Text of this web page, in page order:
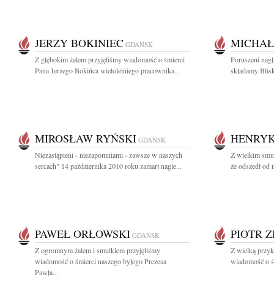
JERZY BOKINIEC GDAŃSK
Z głębokim żalem przyjęliśmy wiadomość o śmierci
Pana Jerzego Bokińca wieloletniego pracownika...
Poruszeni
składamy
MIROSŁAW RYŃSKI GDAŃSK
Niezastąpieni - niezapomniami - zawsze w naszych
sercach" 14 października 2010 roku zamarł nagle...
Z wielkim
że odszedł
PAWEŁ ORŁOWSKI GDAŃSK
Z ogromnym żalem i smutkiem przyjęliśmy
wiadomość o śmierci naszego byłego Prezesa
Pawła...
PIOTR
Z wielką
wiadomość o